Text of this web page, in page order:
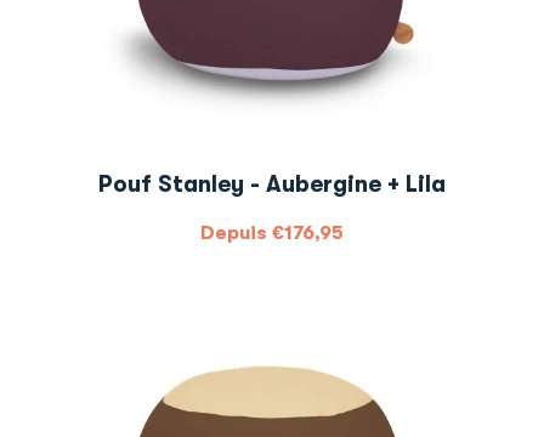
Pouf Stanley - Aubergine + Lila
Depuis €176,95